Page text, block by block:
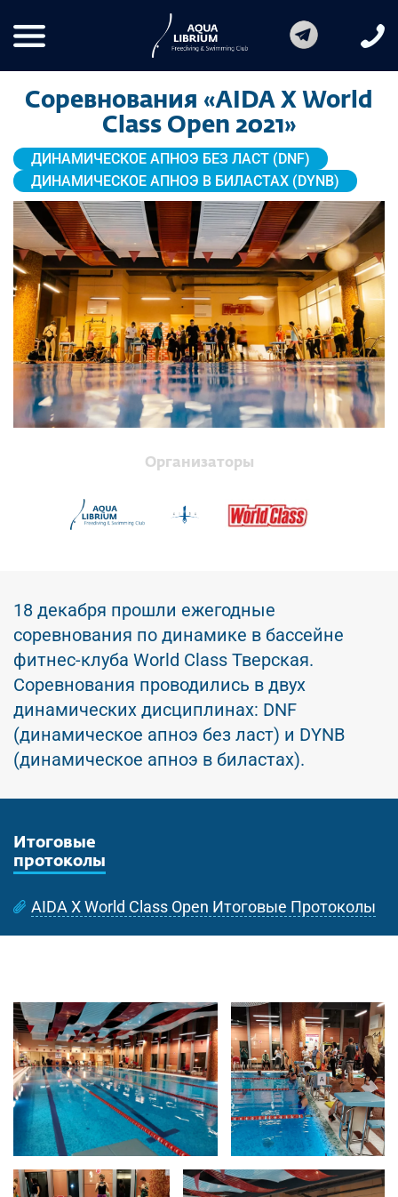
Соревнования «AIDA X World
Class Open 2021»
ДИНАМИЧЕСКОЕ АПНОЭ БЕЗ ЛАСТ (DNF)
ДИНАМИЧЕСКОЕ АПНОЭ В БИЛАСТАХ (DYNB)
Организаторы
18 декабря прошли ежегодные
соревнования по динамике в бассейне
фитнес-клуба World Class Тверская.
Соревнования проводились в двух
динамических дисциплинах: DNF
(динамическое апноэ без ласт) и DYNB
(динамическое апноэ в биластах).
Итоговые
протоколы
AIDA X World Class Open Итоговые Протоколы